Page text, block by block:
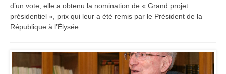
d’un vote, elle a obtenu la nomination de « Grand projet
présidentiel », prix qui leur a été remis par le Président de la
République à l’Élysée.